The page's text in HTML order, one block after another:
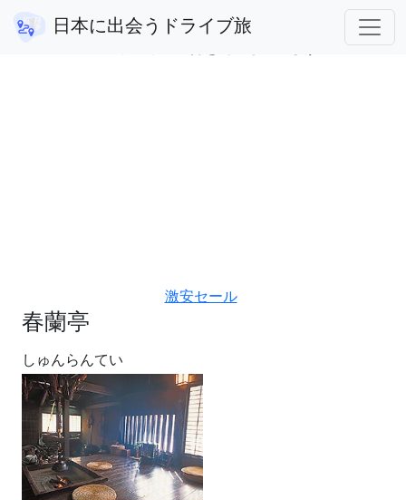
日本に出会うドライブ旅
激安セール
春蘭亭
しゅんらんてい